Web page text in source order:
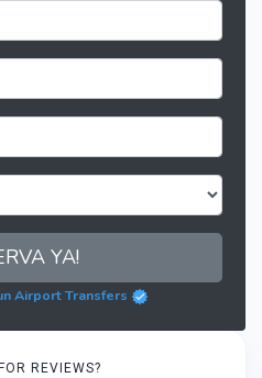
YA!
Airport Transfers
REVIEWS?